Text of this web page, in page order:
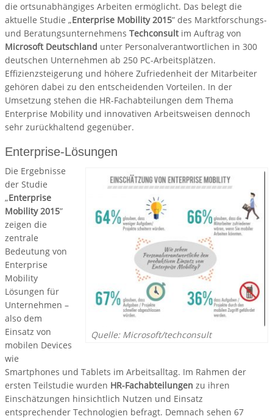
die ortsunabhängiges Arbeiten ermöglicht. Das belegt die
aktuelle Studie „Enterprise Mobility 2015” des Marktforschungs-
und Beratungsunternehmens Techconsult im Auftrag von
Microsoft Deutschland unter Personalverantwortlichen in 300
deutschen Unternehmen ab 250 PC-Arbeitsplätzen.
Effizienzsteigerung und höhere Zufriedenheit der Mitarbeiter
gehören dabei zu den entscheidenden Vorteilen. In der
Umsetzung stehen die HR-Fachabteilungen dem Thema
Enterprise Mobility und innovativen Arbeitsweisen dennoch
sehr zurückhaltend gegenüber.
Enterprise-Lösungen
Quelle: Microsoft/techconsult
Die Ergebnisse
der Studie
„Enterprise
Mobility 2015”
zeigen die
zentrale
Bedeutung von
Enterprise
Mobility
Lösungen für
Unternehmen –
also dem
Einsatz von
mobilen Devices
wie
Smartphones und Tablets im Arbeitsalltag. Im Rahmen der
ersten Teilstudie wurden HR-Fachabteilungen zu ihren
Einschätzungen hinsichtlich Nutzen und Einsatz
entsprechender Technologien befragt. Demnach sehen 67